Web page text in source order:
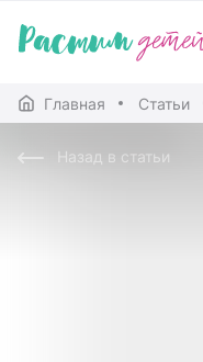
Главная Статьи
Назад в статьи